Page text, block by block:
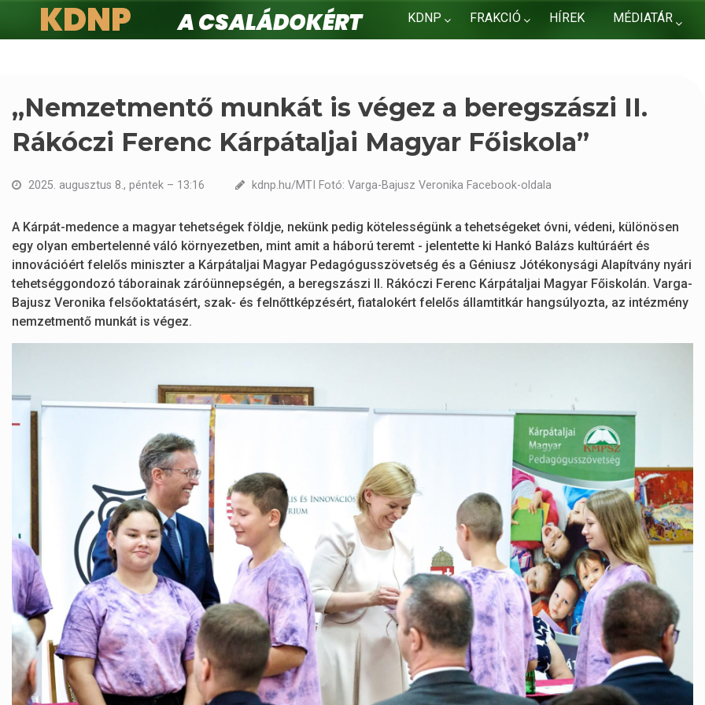
KDNP FRAKCIÓ HÍREK MÉDIATÁR
KDNP
A családokért.
„Nemzetmentő munkát is végez a beregszászi II.
Rákóczi Ferenc Kárpátaljai Magyar Főiskola”
2025. augusztus 8., péntek – 13:16 kdnp.hu/MTI Fotó: Varga-Bajusz Veronika Facebook-oldala
A Kárpát-medence a magyar tehetségek földje, nekünk pedig kötelességünk a tehetségeket óvni, védeni, különösen
egy olyan embertelenné váló környezetben, mint amit a háború teremt - jelentette ki Hankó Balázs kultúráért és
innovációért felelős miniszter a Kárpátaljai Magyar Pedagógusszövetség és a Géniusz Jótékonysági Alapítvány nyári
tehetséggondozó táborainak záróünnepségén, a beregszászi II. Rákóczi Ferenc Kárpátaljai Magyar Főiskolán. Varga-
Bajusz Veronika felsőoktatásért, szak- és felnőttképzésért, fiatalokért felelős államtitkár hangsúlyozta, az intézmény
nemzetmentő munkát is végez.